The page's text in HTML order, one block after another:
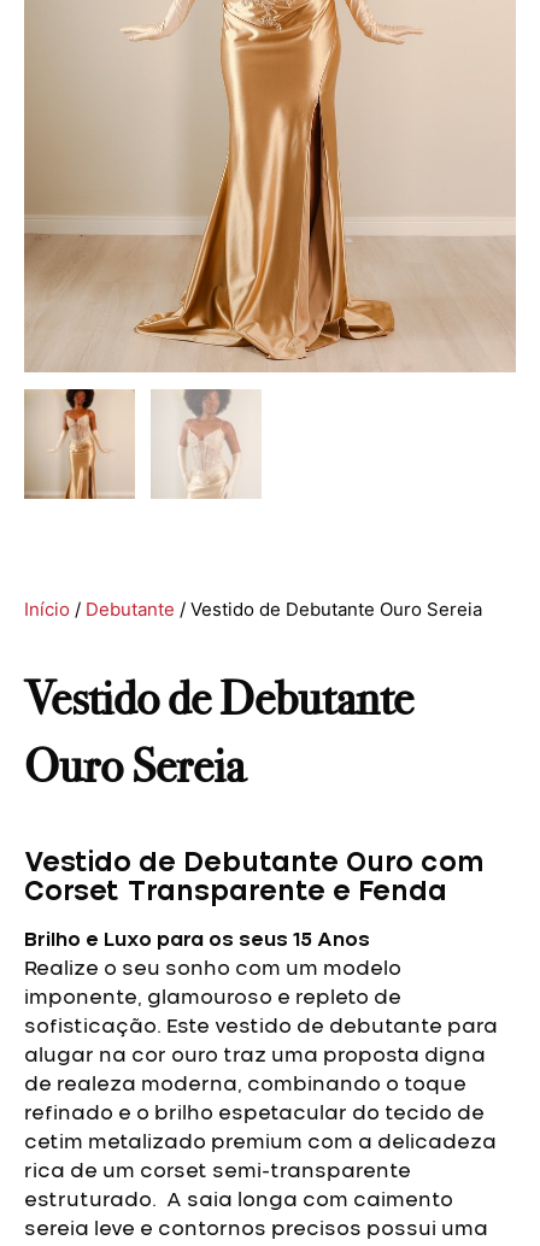
Início / Debutante / Vestido de Debutante Ouro Sereia
Vestido de Debutante
Ouro Sereia
Vestido de Debutante Ouro com
Corset Transparente e Fenda
Brilho e Luxo para os seus 15 Anos
Realize o seu sonho com um modelo
imponente, glamouroso e repleto de
sofisticação. Este vestido de debutante para
alugar na cor ouro traz uma proposta digna
de realeza moderna, combinando o toque
refinado e o brilho espetacular do tecido de
cetim metalizado premium com a delicadeza
rica de um corset semi-transparente
estruturado.
A saia longa com caimento
sereia leve e contornos precisos possui uma